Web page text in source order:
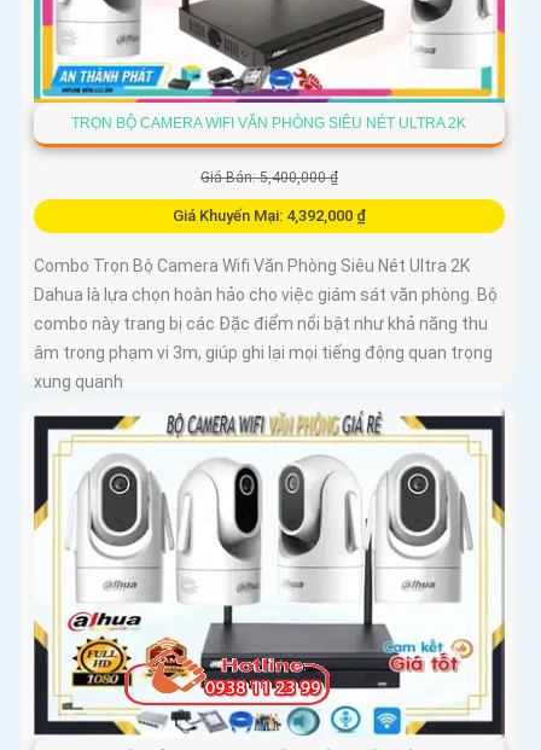
TRỌN BỘ CAMERA WIFI VĂN PHÒNG SIÊU NÉT ULTRA 2K
Giá Bán: 5,400,000 ₫
Giá Khuyến Mại: 4,392,000 ₫
Combo Trọn Bộ Camera Wifi Văn Phòng Siêu Nét Ultra 2K
Dahua là lựa chọn hoàn hảo cho việc giám sát văn phòng. Bộ
combo này trang bị các Đặc điểm nổi bật như khả năng thu
âm trong phạm vi 3m, giúp ghi lại mọi tiếng động quan trọng
xung quanh